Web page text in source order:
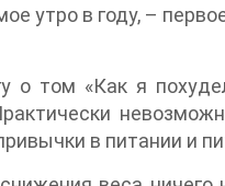
утро в году, –
о том «Как я
в питании и